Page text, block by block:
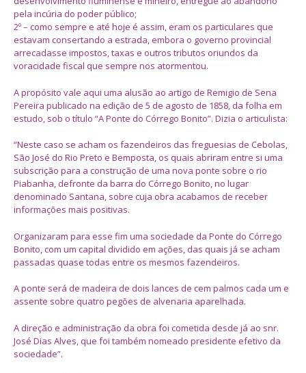
pela incúria do poder público;
2º – como sempre e até hoje é assim, eram os particulares que
estavam consertando a estrada, embora o governo provincial
arrecadasse impostos, taxas e outros tributos oriundos da
voracidade fiscal que sempre nos atormentou.
A propósito vale aqui uma alusão ao artigo de Remigio de Sena
Pereira publicado na edição de 5 de agosto de 1858, da folha em
estudo, sob o título “A Ponte do Córrego Bonito”. Dizia o articulista:
“Neste caso se acham os fazendeiros das freguesias de Cebolas,
São José do Rio Preto e Bemposta, os quais abriram entre si uma
subscrição para a construção de uma nova ponte sobre o rio
Piabanha, defronte da barra do Córrego Bonito, no lugar
denominado Santana, sobre cuja obra acabamos de receber
informações mais positivas.
Organizaram para esse fim uma sociedade da Ponte do Córrego
Bonito, com um capital dividido em ações, das quais já se acham
passadas quase todas entre os mesmos fazendeiros.
A ponte será de madeira de dois lances de cem palmos cada um e
assente sobre quatro pegões de alvenaria aparelhada.
A direção e administração da obra foi cometida desde já ao snr.
José Dias Alves, que foi também nomeado presidente efetivo da
sociedade”.